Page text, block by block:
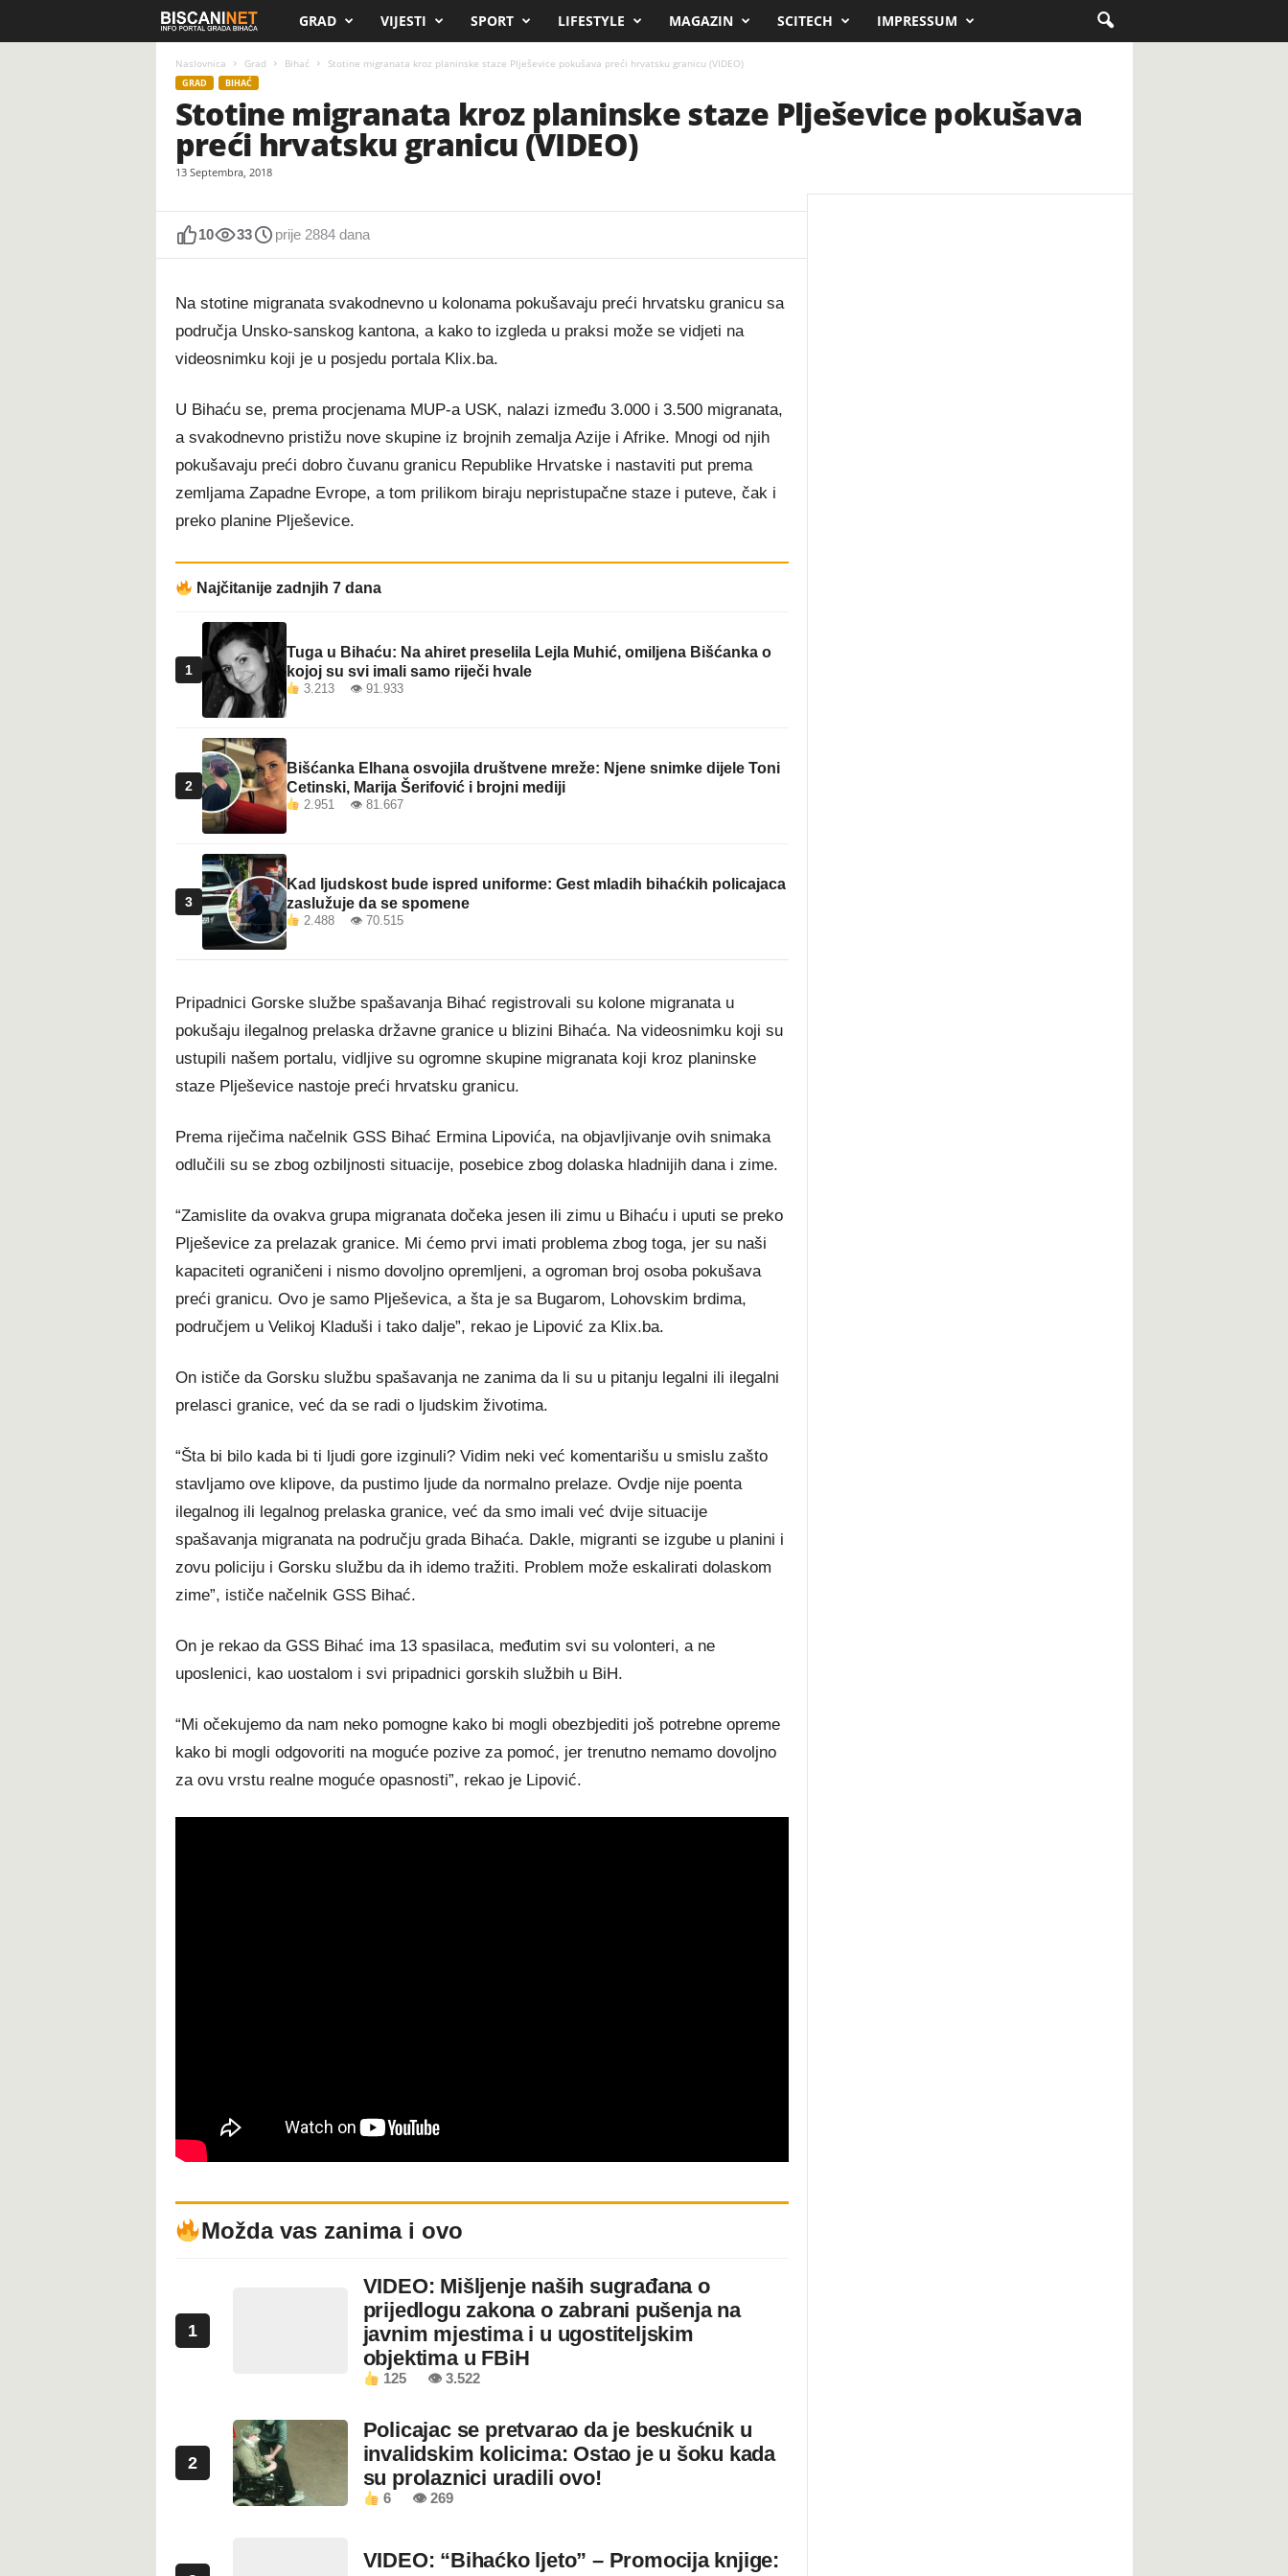
i
c
n
n
t
GRAD VIJESTI SPORT LIFESTYLE MAGAZIN SCITECH IMPRESSUM
Naslovnica Grad Bihać Stotine migranata kroz planinske staze Plješevice pokušava preći hrvatsku granicu (VIDEO)
GRAD BIHAĆ
Stotine migranata kroz planinske staze Plješevice pokušava
preći hrvatsku granicu (VIDEO)
13 Septembra, 2018
10 33 prije 2884 dana
Na stotine migranata svakodnevno u kolonama pokušavaju preći hrvatsku granicu sa
područja Unsko-sanskog kantona, a kako to izgleda u praksi može se vidjeti na
videosnimku koji je u posjedu portala Klix.ba.
U Bihaću se, prema procjenama MUP-a USK, nalazi između 3.000 i 3.500 migranata,
a svakodnevno pristižu nove skupine iz brojnih zemalja Azije i Afrike. Mnogi od njih
pokušavaju preći dobro čuvanu granicu Republike Hrvatske i nastaviti put prema
zemljama Zapadne Evrope, a tom prilikom biraju nepristupačne staze i puteve, čak i
preko planine Plješevice.
Najčitanije zadnjih 7 dana
1
Tuga u Bihaću: Na ahiret preselila Lejla Muhić, omiljena Bišćanka o
kojoj su svi imali samo riječi hvale
3.213 👁 91.933
2
Bišćanka Elhana osvojila društvene mreže: Njene snimke dijele Toni
Cetinski, Marija Šerifović i brojni mediji
2.951 👁 81.667
3
Kad ljudskost bude ispred uniforme: Gest mladih bihaćkih policajaca
zaslužuje da se spomene
2.488 👁 70.515
Pripadnici Gorske službe spašavanja Bihać registrovali su kolone migranata u
pokušaju ilegalnog prelaska državne granice u blizini Bihaća. Na videosnimku koji su
ustupili našem portalu, vidljive su ogromne skupine migranata koji kroz planinske
staze Plješevice nastoje preći hrvatsku granicu.
Prema riječima načelnik GSS Bihać Ermina Lipovića, na objavljivanje ovih snimaka
odlučili su se zbog ozbiljnosti situacije, posebice zbog dolaska hladnijih dana i zime.
“Zamislite da ovakva grupa migranata dočeka jesen ili zimu u Bihaću i uputi se preko
Plješevice za prelazak granice. Mi ćemo prvi imati problema zbog toga, jer su naši
kapaciteti ograničeni i nismo dovoljno opremljeni, a ogroman broj osoba pokušava
preći granicu. Ovo je samo Plješevica, a šta je sa Bugarom, Lohovskim brdima,
područjem u Velikoj Kladuši i tako dalje”, rekao je Lipović za Klix.ba.
On ističe da Gorsku službu spašavanja ne zanima da li su u pitanju legalni ili ilegalni
prelasci granice, već da se radi o ljudskim životima.
“Šta bi bilo kada bi ti ljudi gore izginuli? Vidim neki već komentarišu u smislu zašto
stavljamo ove klipove, da pustimo ljude da normalno prelaze. Ovdje nije poenta
ilegalnog ili legalnog prelaska granice, već da smo imali već dvije situacije
spašavanja migranata na području grada Bihaća. Dakle, migranti se izgube u planini i
zovu policiju i Gorsku službu da ih idemo tražiti. Problem može eskalirati dolaskom
zime”, ističe načelnik GSS Bihać.
On je rekao da GSS Bihać ima 13 spasilaca, međutim svi su volonteri, a ne
uposlenici, kao uostalom i svi pripadnici gorskih službih u BiH.
“Mi očekujemo da nam neko pomogne kako bi mogli obezbjediti još potrebne opreme
kako bi mogli odgovoriti na moguće pozive za pomoć, jer trenutno nemamo dovoljno
za ovu vrstu realne moguće opasnosti”, rekao je Lipović.
Možda vas zanima i ovo
1
VIDEO: Mišljenje naših sugrađana o
prijedlogu zakona o zabrani pušenja na
javnim mjestima i u ugostiteljskim
objektima u FBiH
125 👁 3.522
2
Policajac se pretvarao da je beskućnik u
invalidskim kolicima: Ostao je u šoku kada
su prolaznici uradili ovo!
6 👁 269
VIDEO: “Bihaćko ljeto” – Promocija knjige: